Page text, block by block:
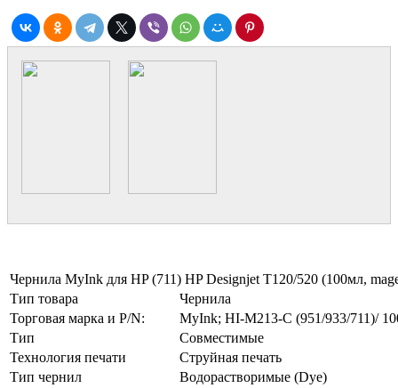
Чернила MyInk для HP (711) HP Designjet T120/520 (100мл,
Тип товара
Чернила
Торговая марка и P/N:
MyInk; HI-M213-C (951/933/711)/
Тип
Совместимые
Технология печати
Струйная печать
Тип чернил
Водорастворимые (Dye)